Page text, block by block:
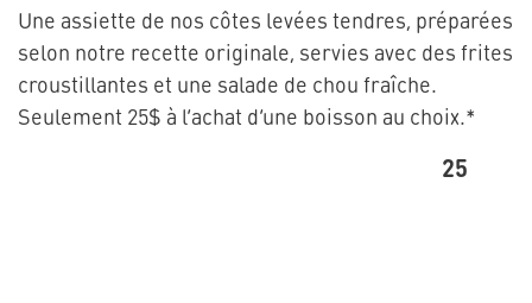
Une assiette de nos côtes levées tendres, préparées
selon notre recette originale, servies avec des frites
croustillantes et une salade de chou fraîche.
Seulement 25$ à l’achat d’une boisson au choix.*
25